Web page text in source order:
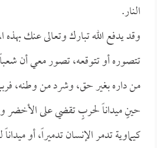
النار.
وقد يدفع الله تبارك وتعالى عنك بهذه
تتصوره أو تتوقعه، تصور معي أن
من داره بغير حق، وشرد من وطنه،
حينٍ ميداناً لحربٍ تقضي على الأخضر
كيماوية تدمر الإنسان تدميراً، أو